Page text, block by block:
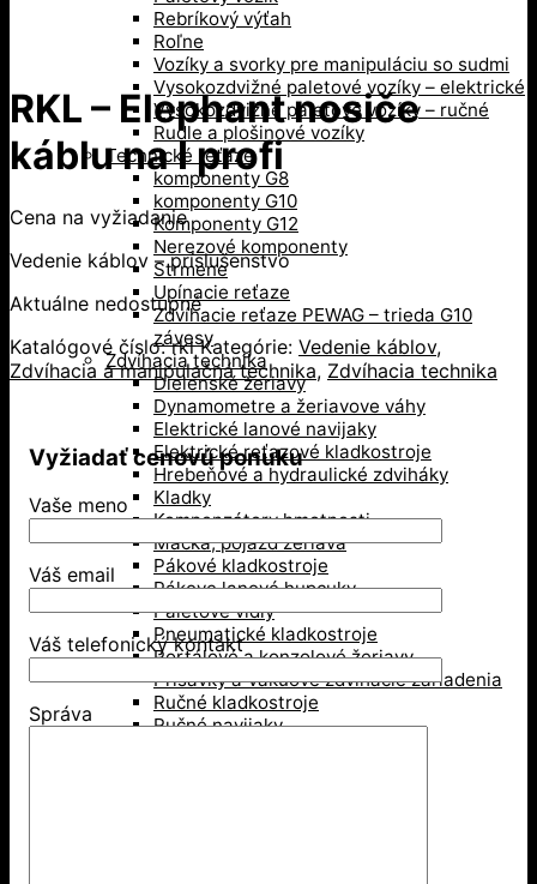
Rebríkový výťah
Roľne
Vozíky a svorky pre manipuláciu so sudmi
Vysokozdvižné paletové vozíky – elektrické
Vysokozdvižné paletové vozíky – ručné
Rudle a plošinové vozíky
Technické reťaze
komponenty G8
komponenty G10
Komponenty G12
Nerezové komponenty
Strmene
Upínacie reťaze
Zdvíhacie reťaze PEWAG – trieda G10
závesy
Zdvíhacia technika
Dielenské žeriavy
Dynamometre a žeriavove váhy
Elektrické lanové navijaky
Elektrické reťazové kladkostroje
Hrebeňové a hydraulické zdviháky
Kladky
Kompenzátory hmotnosti
Mačka, pojazd žeriava
Pákové kladkostroje
Pákove lanové hupcuky
Paletové vidly
Pneumatické kladkostroje
Portálové a konzolové žeriavy
Prísavky a Vakuové zdvíhacie zariadenia
Ručné kladkostroje
Ručné navijaky
RKL – Elephant nosiče
káblu na I profi
Cena na vyžiadanie
Vedenie káblov – príslušenstvo
Aktuálne nedostupné
Katalógové číslo:rkl Kategórie: Vedenie káblov,
Zdvíhacia a manipulačná technika, Zdvíhacia technika
Vyžiadať cenovú ponuku
Vaše meno
Váš email
Váš telefonický kontakt
Správa